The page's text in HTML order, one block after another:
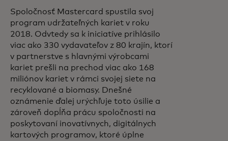
Spoločnosť Mastercard spustila svoj
program udržateľných kariet v roku
2018. Odvtedy sa k iniciatíve prihlásilo
viac ako 330 vydavateľov z 80 krajín, ktorí
v partnerstve s hlavnými výrobcami
kariet prešli na prechod viac ako 168
miliónov kariet v rámci svojej siete na
recyklované a biomasy. Dnešné
oznámenie ďalej urýchľuje toto úsilie a
zároveň dopĺňa prácu spoločnosti na
poskytovaní inovatívnych, digitálnych
kartových programov, ktoré úplne